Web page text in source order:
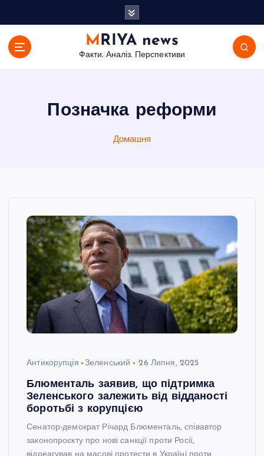
MRIYA news
Факти. Аналіз. Перспективи
Позначка реформи
Домашня
Антикорупція Зеленський 26 Липня, 2025
Блюменталь заявив, що підтримка
Зеленського залежить від відданості
боротьбі з корупцією
Сенатор-демократ Річард Блюменталь, співавтор
законопроєкту про нові санкції проти Росії,